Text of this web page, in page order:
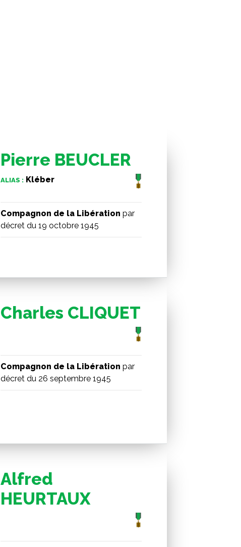
Pierre BEUCLER
ALIAS : Kléber
Compagnon de la Libération par
décret du 19 octobre 1945
Charles CLIQUET
Compagnon de la Libération par
décret du 26 septembre 1945
Alfred
HEURTAUX